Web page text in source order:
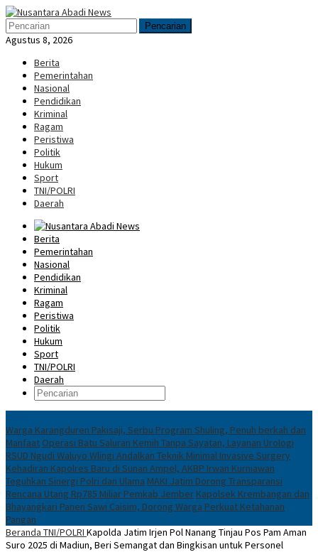
Loncat
ke
konten
Menu
Mobile
Pencarian
Agustus 8, 2026
Berita
Pemerintahan
Nasional
Pendidikan
Kriminal
Ragam
Peristiwa
Politik
Hukum
Sport
TNI/POLRI
Daerah
Berita
Pemerintahan
Nasional
Pendidikan
Kriminal
Ragam
Peristiwa
Politik
Hukum
Sport
TNI/POLRI
Daerah
Warga Karangduren Pakisaji, Serbu Program Shuling, Penuh berkah dan
Manfaat Operasi Batu Saluran Kemih Tanpa Sayatan, Layanan Urologi
RSUD Ngudi Waluyo Wlingi Andalkan Teknik Minimal Invasive Surgery
Kehadiran Kapolres Baru di Sunan Ampel, AKBP Irwan Kurniawan
Teguhkan Sinergi Polri dan Ulama MAKI Jatim Dorong Transparansi
Rencana Utang Rp785 Miliar Pemkab Jember Kapolsek Krembangan dan
Bhayangkari Panen Sawi Caisim, Dorong Warga Perkuat Ketahanan
Pangan
Beranda TNI/POLRI Kapolda Jatim Irjen Pol Nanang Tinjau Pos Pam Aman
Suro 2025 di Madiun, Beri Semangat dan Bingkisan untuk Personel